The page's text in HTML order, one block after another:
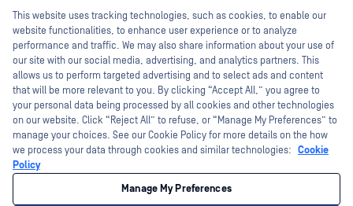
トレーニング
脆弱性対策プログラム
パートナー
認証
テクノロジー・パートナー
OPSWAT チャネル パートナー
ホワイトペーパー
無料ツール
©2026OPSWAT . All rights reserved.OPSWAT、MetaDefender、Metascan、
MetaAccess、OPSWAT 、Trust no File. Trust No Device.、OPSWAT 、Protecting the
World's Critical Infrastructure、Deep CDR™ Technology、InQuest、InQuestロゴ、
DFI、RetroHunt、Deep File Inspection、およびJoin the Huntは、OPSWAT の商標
This website uses tracking technologies, such as cookies, to enable our
website functionalities, to enhance user experience or to analyze
performance and traffic. We may also share information about your use of
our site with our social media, advertising, and analytics partners. This
allows us to perform targeted advertising and to select ads and content
that will be more relevant to you. By clicking “Accept All,” you agree to
your personal data being processed by all cookies and other technologies
on our website. Click “Reject All” to refuse, or “Manage My Preferences” to
manage your choices. See our Cookie Policy for more details on the how
we process your data through cookies and similar technologies: Cookie
Policy
Manage My Preferences
Hey there!
I'm Ozzy, your OPSWAT virtual assistant.
How can I help you secure what's critical
today?